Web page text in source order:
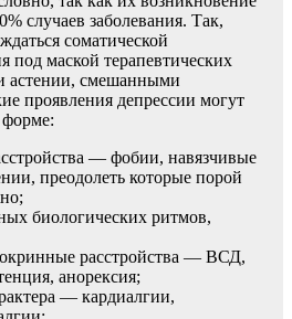
случаев заболевания. Так,
соматической
под маской терапевтических
астении, смешанными
проявления депрессии могут
— фобии, навязчивые
преодолеть которые порой
биологических ритмов,
расстройства — ВСД,
анорексия;
— кардиалгии,